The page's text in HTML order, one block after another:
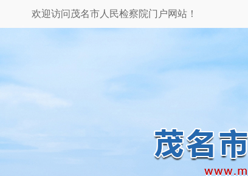
欢迎访问茂名市人民检察院门户网站！